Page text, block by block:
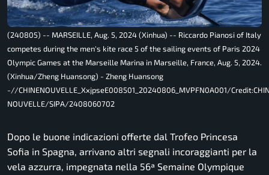
(240805) -- MARSEILLE, Aug. 5, 2024 (Xinhua) -- Riccardo Pianosi of Italy
competes during the men's kite race 5 of the sailing events of Paris 2024
Olympic Games at the Marseille Marina in Marseille, France, Aug. 5, 2024.
(Xinhua/Zheng Huansong) - Zheng Huansong
-//CHINENOUVELLE_XxjpseE008501_20240806_MVPFN0A001/
NOUVELLE/SIPA/2408060702
Dopo le buone indicazioni offerte dal Trofeo Princesa
Sofia in Spagna, arrivano altri segnali incoraggianti per la
vela azzurra, impegnata nella 56ª Semaine Olympique